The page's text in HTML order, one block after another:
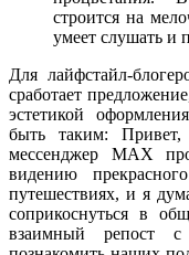
строится на
умеет слушать и
Для лайфстайл-
сработает
эстетикой
быть таким: Привет,
мессенджер MAX
видению
путешествиях, и я
соприкоснуться в
взаимный репост